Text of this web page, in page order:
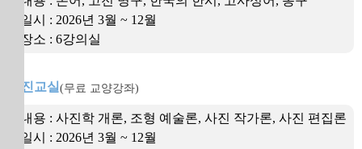
일시 : 2026년 3월 ~ 12월
장소 : 6강의실
사진교실 (무료 교양강좌)
내용 : 사진학 개론, 조형 예술론, 사진 작가론, 사진 편집론
일시 : 2026년 3월 ~ 12월